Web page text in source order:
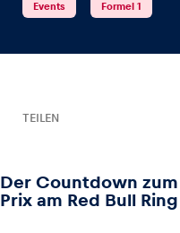
Events Formel 1
TEILEN
Der Countdown
Prix am Red Bull